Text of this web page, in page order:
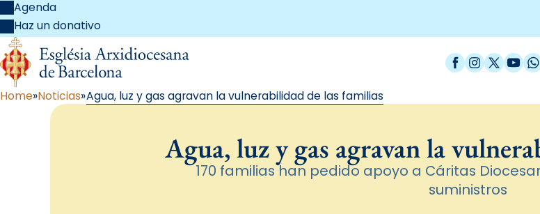
Agenda
Haz un donativo
Facebook
Instagram
X /
Home Noticias Agua, luz y gas agravan la vulnerabilidad de las familias
Agua, luz y gas agravan la
170 familias han pedido apoyo a Cáritas
suministros